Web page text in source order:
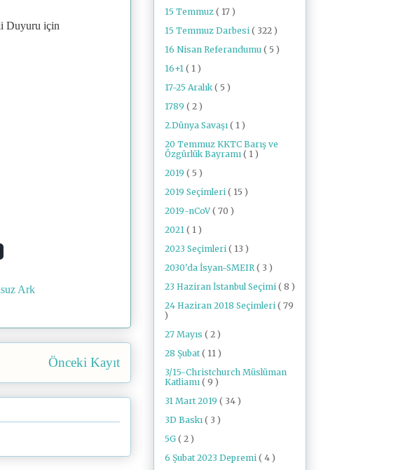
Duyuru için
Ark
Önceki Kayıt
15 Temmuz ( 17 )
15 Temmuz Darbesi ( 322 )
16 Nisan Referandumu ( 5 )
16+1 ( 1 )
17-25 Aralık ( 5 )
1789 ( 2 )
2.Dünya Savaşı ( 1 )
20 Temmuz KKTC Barış ve
Özgürlük Bayramı ( 1 )
2019 ( 5 )
2019 Seçimleri ( 15 )
2019-nCoV( 70 )
2021 ( 1 )
2023 Seçimleri ( 13 )
2030'da İsyan-SMEIR ( 3 )
23 Haziran İstanbul Seçimi ( 8 )
24 Haziran 2018 Seçimleri ( 79
)
27 Mayıs ( 2 )
28 Şubat ( 11 )
3/15-Christchurch Müslüman
Katliamı ( 9 )
31 Mart 2019 ( 34 )
3D Baskı ( 3 )
5G ( 2 )
6 Şubat 2023 Depremi ( 4 )